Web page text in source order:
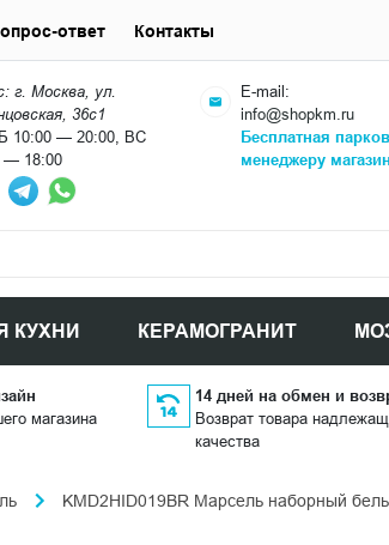
г. Москва, ул.
36с1
10:00 — 20:00, ВС
— 18:00
E-mail:
info@shopkm.ru
Бесплатная
менеджеру
КУХНИ КЕРАМОГРАНИТ
ответ Контакты
магазина
14 дней на обмен и
Возврат товара
качества
KMD2HID019BR Марсель наборный